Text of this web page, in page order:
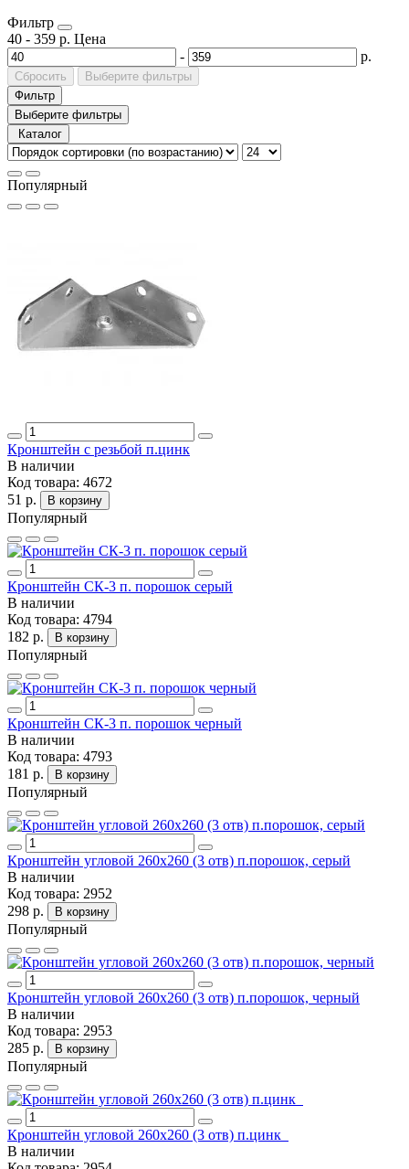
Фильтр
40 - 359 р. Цена
-
р.
Сбросить
Выберите фильтры
Фильтр
Выберите фильтры
Каталог
Популярный
Кронштейн с резьбой п.цинк
В наличии
Код товара: 4672
51 р.
В корзину
Популярный
Кронштейн СК-3 п. порошок серый
В наличии
Код товара: 4794
182 р.
В корзину
Популярный
Кронштейн СК-3 п. порошок черный
В наличии
Код товара: 4793
181 р.
В корзину
Популярный
Кронштейн угловой 260х260 (3 отв) п.порошок, серый
В наличии
Код товара: 2952
298 р.
В корзину
Популярный
Кронштейн угловой 260х260 (3 отв) п.порошок, черный
В наличии
Код товара: 2953
285 р.
В корзину
Популярный
Кронштейн угловой 260х260 (3 отв) п.цинк
В наличии